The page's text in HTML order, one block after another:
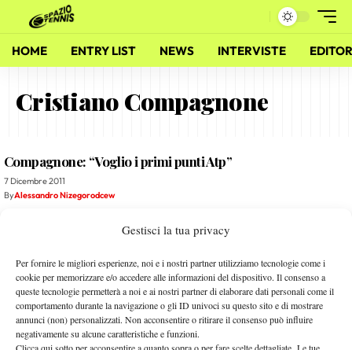
Gestisci la tua privacy
Per fornire le migliori esperienze, noi e i nostri partner utilizziamo tecnologie come i
cookie per memorizzare e/o accedere alle informazioni del dispositivo. Il consenso a
queste tecnologie permetterà a noi e ai nostri partner di elaborare dati personali come il
comportamento durante la navigazione o gli ID univoci su questo sito e di mostrare
annunci (non) personalizzati. Non acconsentire o ritirare il consenso può influire
negativamente su alcune caratteristiche e funzioni.
HOME ENTRY LIST NEWS INTERVISTE
Cristiano Compagnone
Compagnone: “Voglio i primi punti Atp”
7 Dicembre 2011
ByAlessandro Nizegorodcew
Video-Intervista a Andrea Stucchi
15 Gennaio 2011
Alessandro Nizegorodcew
Due Ponti Tennis Team: Le Interviste
11 Gennaio 2011